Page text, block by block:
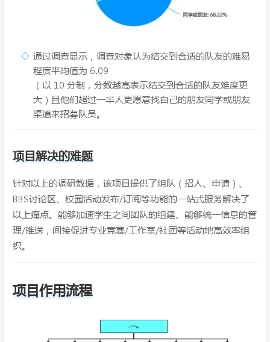
通过调查显示，调查对象认为结交到合适的队友的难易
程度平均值为 6.09
（以 10 分制，分数越高表示结交到合适的队友难度更
大）且他们超过一半人更愿意找自己的朋友同学或朋友
渠道来招募队员。
项目解决的难题
针对以上的调研数据，该项目提供了组队（招人、申请）、
BBS讨论区、校园活动发布/订阅等功能的一站式服务解决了
以上痛点。能够加速学生之间团队的组建、能够统一信息的管
理/推送，间接促进专业竞赛/工作室/社团等活动地高效率组
织。
项目作用流程